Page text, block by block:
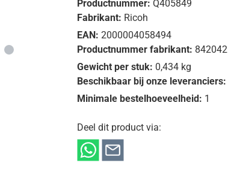
Productnummer: Q405849
Fabrikant: Ricoh
EAN: 2000004058494
Productnummer fabrikant: 842042
Gewicht per stuk: 0,434 kg
Beschikbaar bij onze leveranciers:
Minimale bestelhoeveelheid: 1
Deel dit product via: